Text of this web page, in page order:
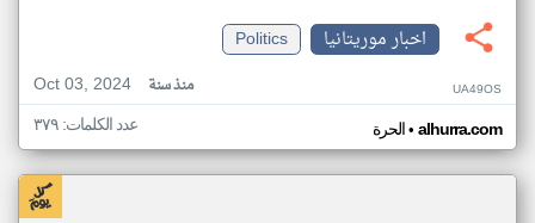
اخبار موريتانيا
Politics
Oct 03, 2024
منذ سنة UA49OS
الحرة• alhurra.com عدد الكلمات: ٣٧٩